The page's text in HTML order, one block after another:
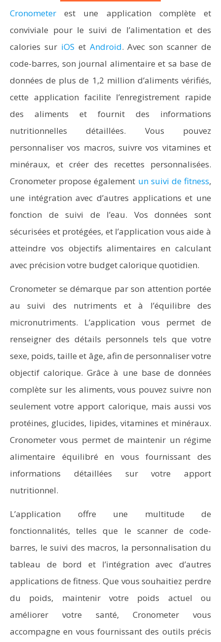
Cronometer est une application complète et
conviviale pour le suivi de l’alimentation et des
calories sur iOS et Android. Avec son scanner de
code-barres, son journal alimentaire et sa base de
données de plus de 1,2 million d’aliments vérifiés,
cette application facilite l’enregistrement rapide
des aliments et fournit des informations
nutritionnelles détaillées. Vous pouvez
personnaliser vos macros, suivre vos vitamines et
minéraux, et créer des recettes personnalisées.
Cronometer propose également un suivi de fitness,
une intégration avec d’autres applications et une
fonction de suivi de l’eau. Vos données sont
sécurisées et protégées, et l’application vous aide à
atteindre vos objectifs alimentaires en calculant
avec précision votre budget calorique quotidien.
Cronometer se démarque par son attention portée
au suivi des nutriments et à l’équilibre des
micronutriments. L’application vous permet de
renseigner des détails personnels tels que votre
sexe, poids, taille et âge, afin de personnaliser votre
objectif calorique. Grâce à une base de données
complète sur les aliments, vous pouvez suivre non
seulement votre apport calorique, mais aussi vos
protéines, glucides, lipides, vitamines et minéraux.
Cronometer vous permet de maintenir un régime
alimentaire équilibré en vous fournissant des
informations détaillées sur votre apport
nutritionnel.
L’application offre une multitude de
fonctionnalités, telles que le scanner de code-
barres, le suivi des macros, la personnalisation du
tableau de bord et l’intégration avec d’autres
applications de fitness. Que vous souhaitiez perdre
du poids, maintenir votre poids actuel ou
améliorer votre santé, Cronometer vous
accompagne en vous fournissant des outils précis